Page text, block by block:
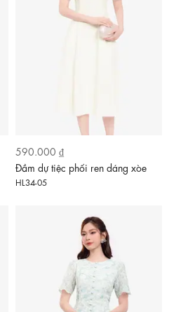
590.000 ₫
Đầm dự tiệc phối ren dáng xòe
HL34-05